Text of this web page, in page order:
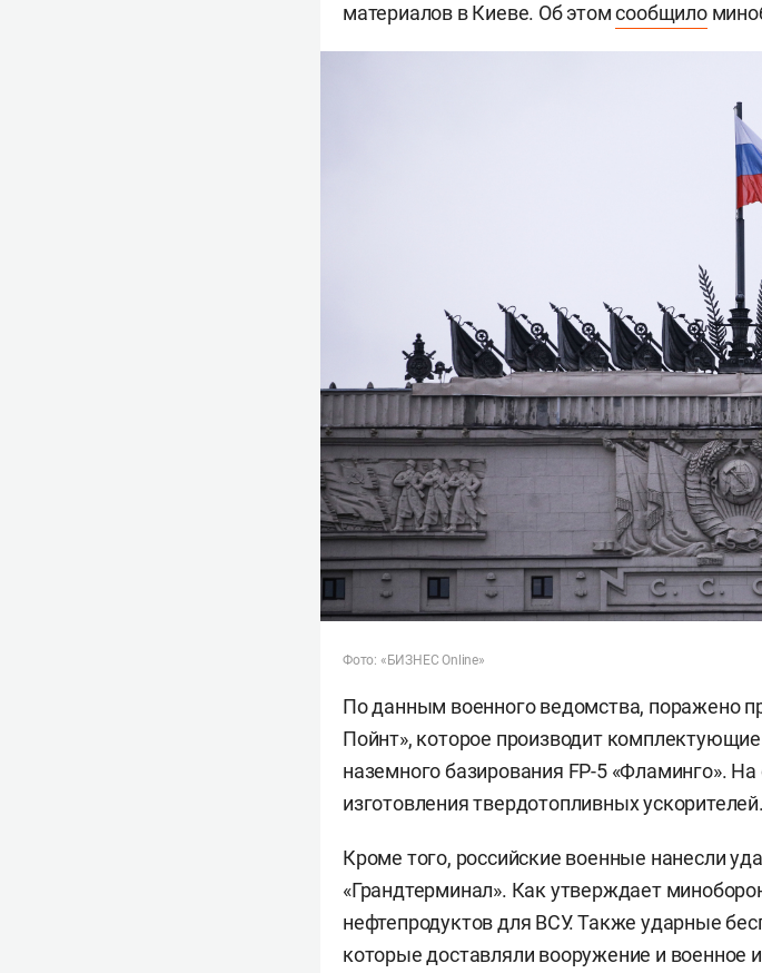
материалов в Киеве. Об этомсообщило
Фото: «БИЗНЕС Online»
По данным военного ведомства, поражено
Пойнт», которое производит
наземного базирования FP-5 «Фламинго».
изготовления твердотопливных ускорителей.
Кроме того, российские военные нанесли
«Грандтерминал». Как утверждает
нефтепродуктов для ВСУ. Также ударные
которые доставляли вооружение и военное